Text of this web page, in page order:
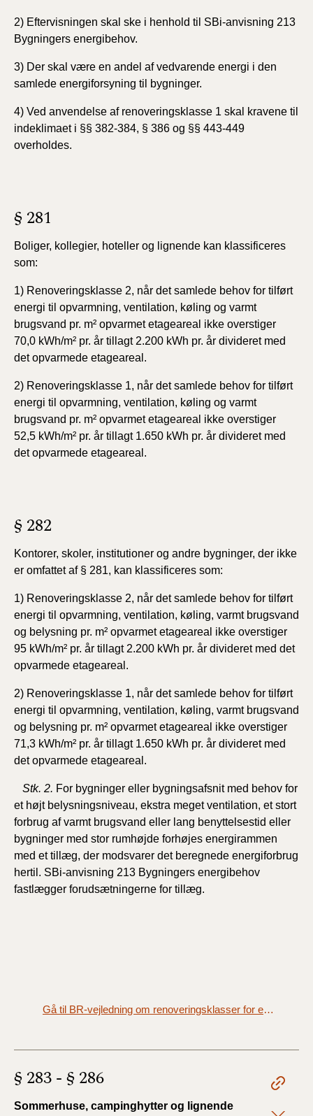
2) Eftervisningen skal ske i henhold til SBi-anvisning 213
Bygningers energibehov.
3) Der skal være en andel af vedvarende energi i den
samlede energiforsyning til bygninger.
4) Ved anvendelse af renoveringsklasse 1 skal kravene til
indeklimaet i §§ 382-384, § 386 og §§ 443-449
overholdes.
§ 281
Boliger, kollegier, hoteller og lignende kan klassificeres
som:
1) Renoveringsklasse 2, når det samlede behov for tilført
energi til opvarmning, ventilation, køling og varmt
brugsvand pr. m² opvarmet etageareal ikke overstiger
70,0 kWh/m² pr. år tillagt 2.200 kWh pr. år divideret med
det opvarmede etageareal.
2) Renoveringsklasse 1, når det samlede behov for tilført
energi til opvarmning, ventilation, køling og varmt
brugsvand pr. m² opvarmet etageareal ikke overstiger
52,5 kWh/m² pr. år tillagt 1.650 kWh pr. år divideret med
det opvarmede etageareal.
§ 282
Kontorer, skoler, institutioner og andre bygninger, der ikke
er omfattet af § 281, kan klassificeres som:
1) Renoveringsklasse 2, når det samlede behov for tilført
energi til opvarmning, ventilation, køling, varmt brugsvand
og belysning pr. m² opvarmet etageareal ikke overstiger
95 kWh/m² pr. år tillagt 2.200 kWh pr. år divideret med det
opvarmede etageareal.
2) Renoveringsklasse 1, når det samlede behov for tilført
energi til opvarmning, ventilation, køling, varmt brugsvand
og belysning pr. m² opvarmet etageareal ikke overstiger
71,3 kWh/m² pr. år tillagt 1.650 kWh pr. år divideret med
det opvarmede etageareal.
Stk. 2. For bygninger eller bygningsafsnit med behov for
et højt belysningsniveau, ekstra meget ventilation, et stort
forbrug af varmt brugsvand eller lang benyttelsestid eller
bygninger med stor rumhøjde forhøjes energirammen
med et tillæg, der modsvarer det beregnede energiforbrug
hertil. SBi-anvisning 213 Bygningers energibehov
fastlægger forudsætningerne for tillæg.
Gå til BR-vejledning om renoveringsklasser for eksisterende bygninger
§ 283 - § 286
Sommerhuse, campinghytter og lignende